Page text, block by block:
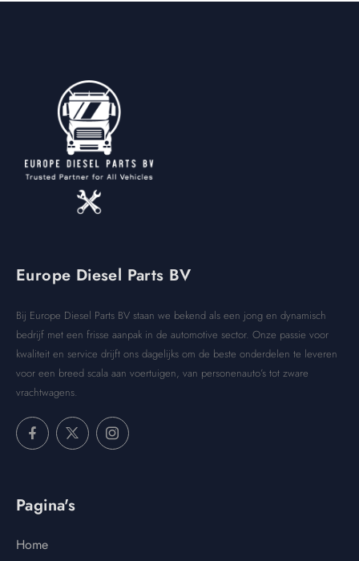
Europe Diesel Parts BV
Bij Europe Diesel Parts BV staan we bekend als een jong en dynamisch
bedrijf met een frisse aanpak in de automotive sector. Onze passie voor
kwaliteit en service drijft ons dagelijks om de beste onderdelen te leveren
voor een breed scala aan voertuigen, van personenauto’s tot zware
vrachtwagens.
Pagina's
Home